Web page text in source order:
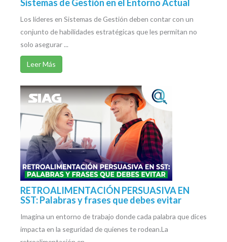
Sistemas de Gestión en el Entorno Actual
Los líderes en Sistemas de Gestión deben contar con un
conjunto de habilidades estratégicas que les permitan no
solo asegurar ...
Leer Más
RETROALIMENTACIÓN PERSUASIVA EN
SST: Palabras y frases que debes evitar
Imagina un entorno de trabajo donde cada palabra que dices
impacta en la seguridad de quienes te rodean.La